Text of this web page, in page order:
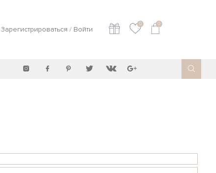
Зарегистрироваться / Войти
0 0